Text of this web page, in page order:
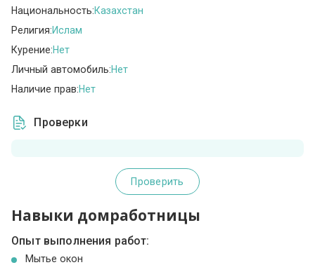
Национальность:Казахстан
Религия:Ислам
Курение:Нет
Личный автомобиль:Нет
Наличие прав:Нет
Проверки
Проверить
Навыки домработницы
Опыт выполнения работ:
Мытье окон